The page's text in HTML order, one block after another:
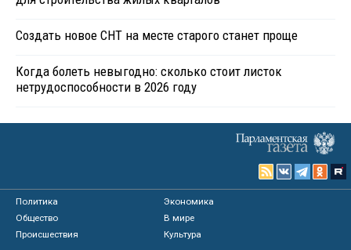
Создать новое СНТ на месте старого станет проще
Когда болеть невыгодно: сколько стоит листок
нетрудоспособности в 2026 году
Политика
Экономика
Общество
В мире
Происшествия
Культура